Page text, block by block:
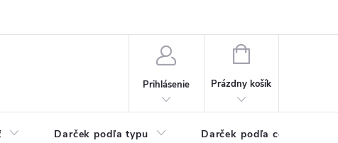
Prihlásenie
NÁKUPNÝ
Prázdny košík
Darček podľa typu Darček podľa ceny